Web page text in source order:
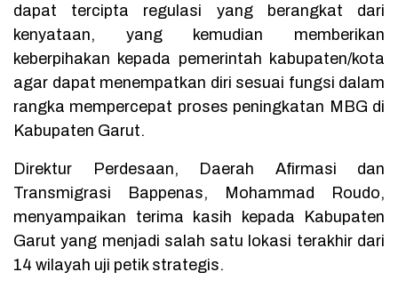
dapat tercipta regulasi yang berangkat dari
kenyataan, yang kemudian memberikan
keberpihakan kepada pemerintah kabupaten/kota
agar dapat menempatkan diri sesuai fungsi dalam
rangka mempercepat proses peningkatan MBG di
Kabupaten Garut.
Direktur Perdesaan, Daerah Afirmasi dan
Transmigrasi Bappenas, Mohammad Roudo,
menyampaikan terima kasih kepada Kabupaten
Garut yang menjadi salah satu lokasi terakhir dari
14 wilayah uji petik strategis.